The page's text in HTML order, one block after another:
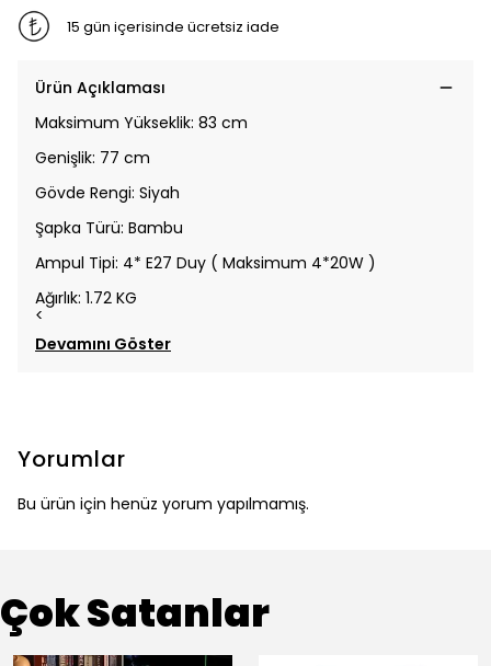
15 gün içerisinde ücretsiz iade
Ürün Açıklaması
Maksimum Yükseklik: 83 cm
Genişlik: 77 cm
Gövde Rengi: Siyah
Şapka Türü: Bambu
Ampul Tipi: 4* E27 Duy ( Maksimum 4*20W )
Ağırlık: 1.72 KG
<
Devamını Göster
Yorumlar
Bu ürün için henüz yorum yapılmamış.
Çok Satanlar